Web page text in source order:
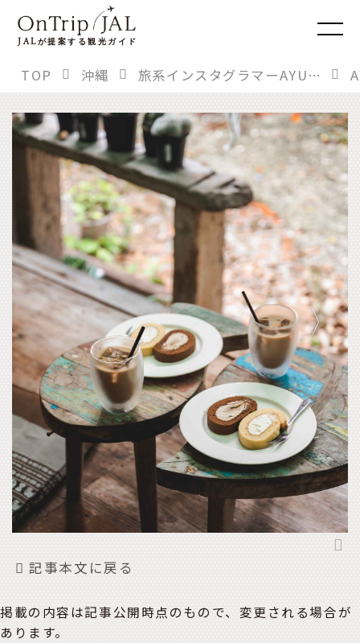
JALが提案する観光ガイド
TOP 沖縄 旅系インスタグラマーAYUMIさんに聞く。「もう一度行きたい！」あの旅先
記事本文に戻る
掲載の内容は記事公開時点のもので、変更される場合が
あります。